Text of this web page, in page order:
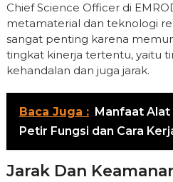
Chief Science Officer di
metamaterial dan teknologi
sangat penting karena
tingkat kinerja tertentu, yaitu
kehandalan dan juga jarak.
Baca Juga : Manfaat Alat
Petir Fungsi dan Cara
Jarak Dan